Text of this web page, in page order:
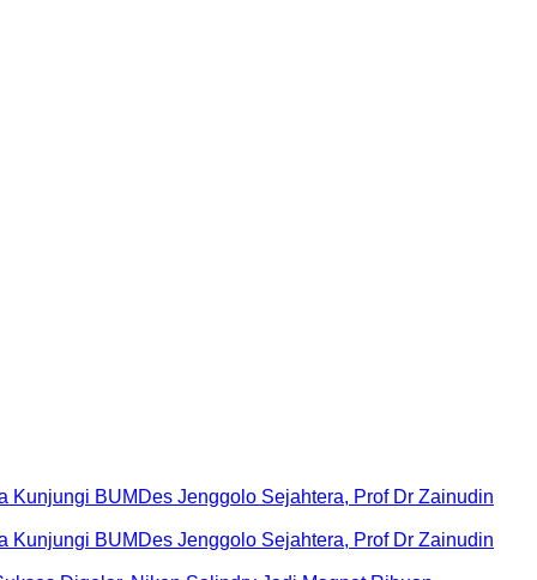
Kunjungi BUMDes Jenggolo Sejahtera, Prof Dr Zainudin
Kunjungi BUMDes Jenggolo Sejahtera, Prof Dr Zainudin